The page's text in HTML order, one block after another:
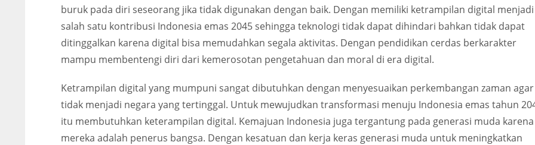
buruk pada diri seseorang jika tidak digunakan dengan baik. Dengan memiliki ketrampilan digital menjadi
salah satu kontribusi Indonesia emas 2045 sehingga teknologi tidak dapat dihindari bahkan tidak dapat
ditinggalkan karena digital bisa memudahkan segala aktivitas. Dengan pendidikan cerdas berkarakter
mampu membentengi diri dari kemerosotan pengetahuan dan moral di era digital.
Ketrampilan digital yang mumpuni sangat dibutuhkan dengan menyesuaikan perkembangan zaman agar
tidak menjadi negara yang tertinggal. Untuk mewujudkan transformasi menuju Indonesia emas tahun
itu membutuhkan keterampilan digital. Kemajuan Indonesia juga tergantung pada generasi muda karena
mereka adalah penerus bangsa. Dengan kesatuan dan kerja keras generasi muda untuk meningkatkan